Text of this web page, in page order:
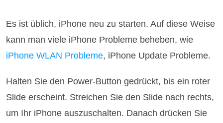
Es ist üblich, iPhone neu zu starten. Auf diese Weise
kann man viele iPhone Probleme beheben, wie
iPhone WLAN Probleme, iPhone Update Probleme.
Halten Sie den Power-Button gedrückt, bis ein roter
Slide erscheint. Streichen Sie den Slide nach rechts,
um Ihr iPhone auszuschalten. Danach drücken Sie